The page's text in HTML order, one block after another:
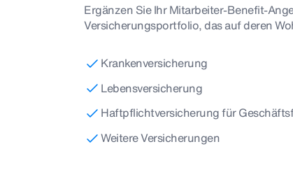
Ergänzen Sie Ihr Mitarbeiter-Benefit-
Versicherungsportfolio, das auf deren
Krankenversicherung
Lebensversicherung
Haftpflichtversicherung für
Weitere Versicherungen